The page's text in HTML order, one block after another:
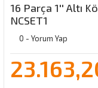
16 Parça 1'' Altı
NCSET1
0 - Yorum Yap